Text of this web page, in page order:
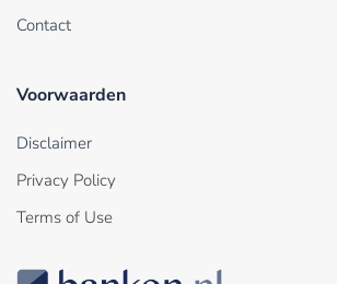
Contact
Voorwaarden
Disclaimer
Privacy Policy
Terms of Use